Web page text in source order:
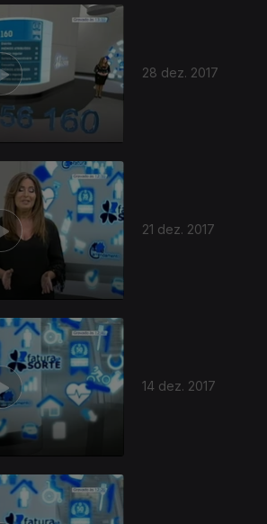
28 dez. 2017
21 dez. 2017
14 dez. 2017